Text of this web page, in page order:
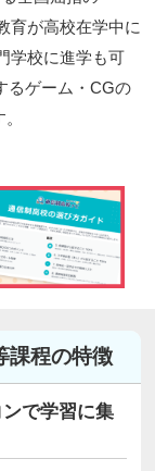
育が高校在学中に
学校に進学も可
るゲーム・CGの
課程の特徴
で学習に集